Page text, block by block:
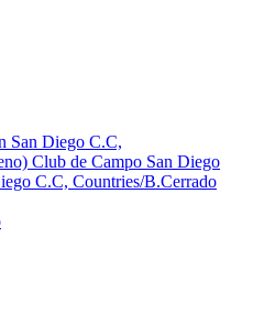
C.C, Countries/B.Cerrado